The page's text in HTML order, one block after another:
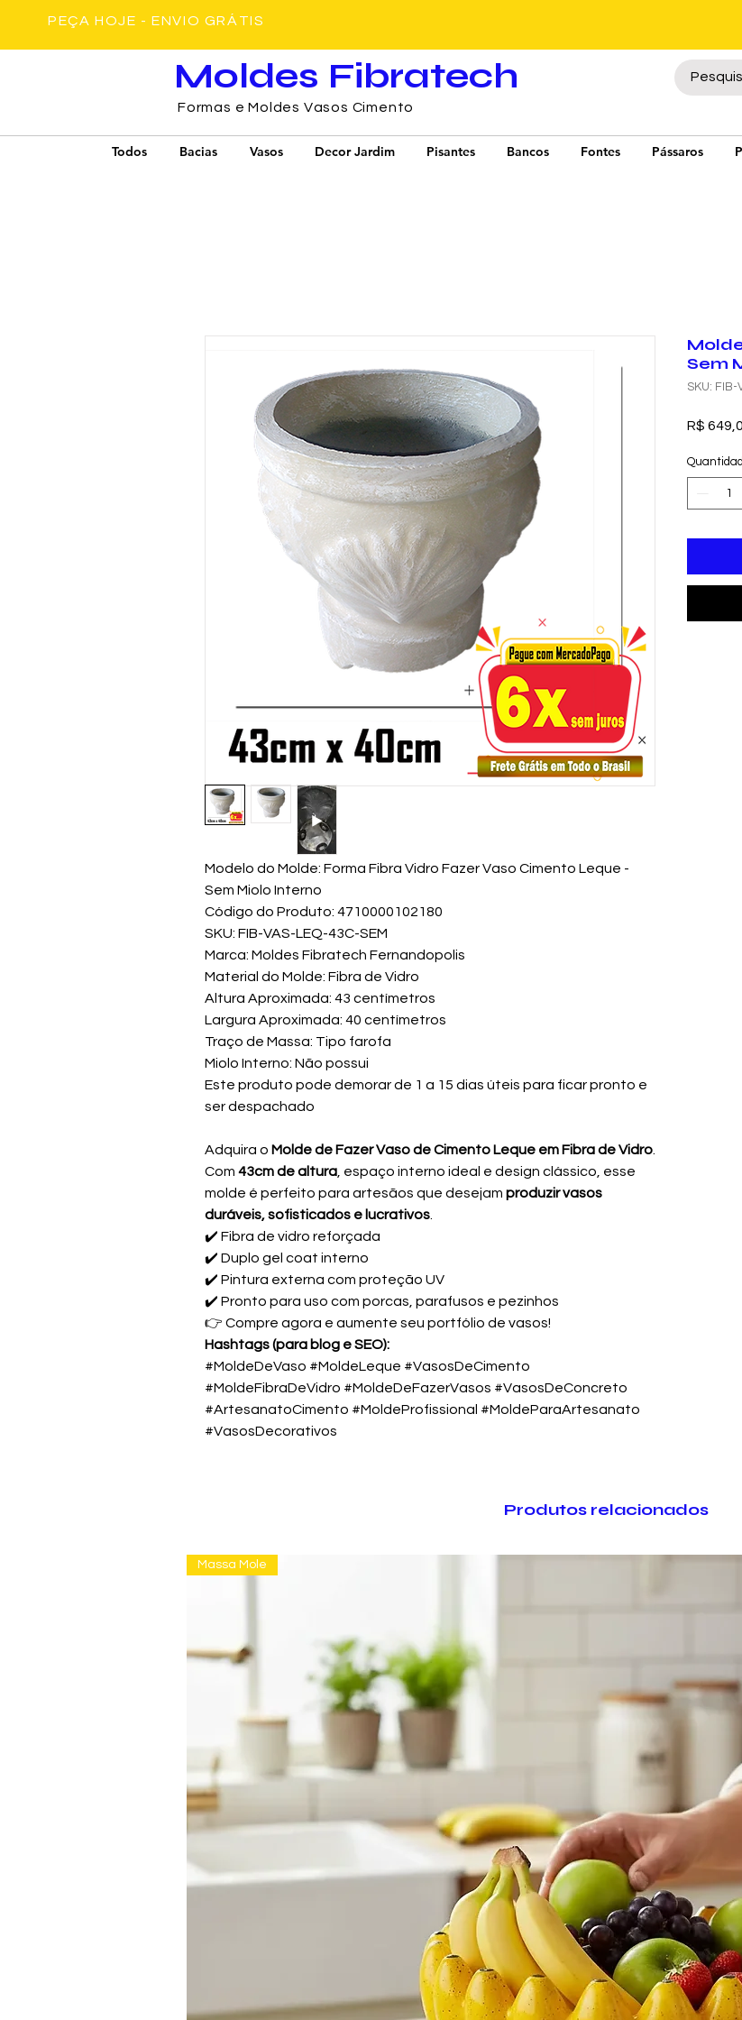
PEÇA HOJE - ENVIO GRÁTIS
Todos Bacias Vasos Decor Jardim Pisantes Bancos Fontes Pássaros
Moldes Fibratech
Formas e Moldes Vasos Cimento
Modelo do Molde: Forma Fibra Vidro Fazer Vaso Cimento Leque -
Sem Miolo Interno
Código do Produto: 4710000102180
SKU: FIB-VAS-LEQ-43C-SEM
Marca: Moldes Fibratech Fernandopolis
Material do Molde: Fibra de Vidro
Altura Aproximada: 43 centímetros
Largura Aproximada: 40 centímetros
Traço de Massa: Tipo farofa
Miolo Interno: Não possui
Este produto pode demorar de 1 a 15 dias úteis para ficar pronto e
ser despachado
Adquira o Molde de Fazer Vaso de Cimento Leque em Fibra de Vidro
Com 43cm de altura , espaço interno ideal e design clássico, esse
molde é perfeito para artesãos que desejam produzir vasos
duráveis, sofisticados e lucrativos
✔️ Fibra de vidro reforçada
✔️ Duplo gel coat interno
✔️ Pintura externa com proteção UV
✔️ Pronto para uso com porcas, parafusos e pezinhos
👉 Compre agora e aumente seu portfólio de vasos!
Hashtags (para blog e SEO):
#MoldeDeVaso #MoldeLeque #VasosDeCimento
#MoldeFibraDeVidro #MoldeDeFazerVasos #VasosDeConcreto
#ArtesanatoCimento #MoldeProfissional #MoldeParaArtesanato
#VasosDecorativos
Sem
SKU: FIB-
R$
Produtos relacionados
Massa Mole